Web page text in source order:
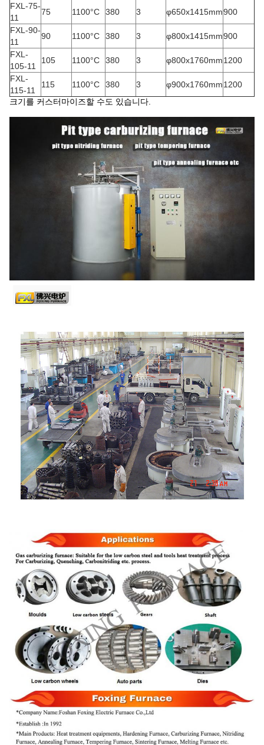
FXL-75-
11
75 1100°C 380 3 φ650x1415mm900
FXL-90-
11
90 1100°C 380 3 φ800x1415mm900
FXL-
105-11
105 1100°C 380 3 φ800x1760mm1200
FXL-
115-11
115 1100°C 380 3 φ900x1760mm1200
크기를 커스터마이즈할 수도 있습니다.